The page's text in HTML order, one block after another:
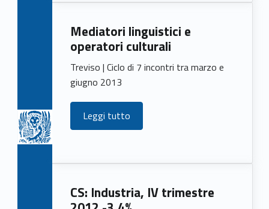
Mediatori linguistici e
operatori culturali
Treviso | Ciclo di 7 incontri tra marzo e
giugno 2013
Leggi tutto
CS: Industria, IV trimestre